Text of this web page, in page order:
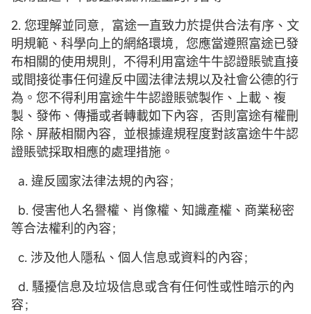
2. 您理解並同意，富途一直致力於提供合法有序、文
明規範、科學向上的網絡環境，您應當遵照富途已發
布相關的使用規則，不得利用富途牛牛認證賬號直接
或間接從事任何違反中國法律法規以及社會公德的行
為。您不得利用富途牛牛認證賬號製作、上載、複
製、發佈、傳播或者轉載如下內容，否則富途有權刪
除、屏蔽相關內容，並根據違規程度對該富途牛牛認
證賬號採取相應的處理措施。
a. 違反國家法律法規的內容；
b. 侵害他人名譽權、肖像權、知識產權、商業秘密
等合法權利的內容；
c. 涉及他人隱私、個人信息或資料的內容；
d. 騷擾信息及垃圾信息或含有任何性或性暗示的內
容；